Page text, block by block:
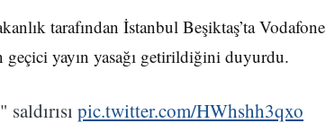
tarafından İstanbul Beşiktaş’ta Vodafone
geçici yayın yasağı getirildiğini duyurdu.
pic.twitter.com/HWhshh3qxo